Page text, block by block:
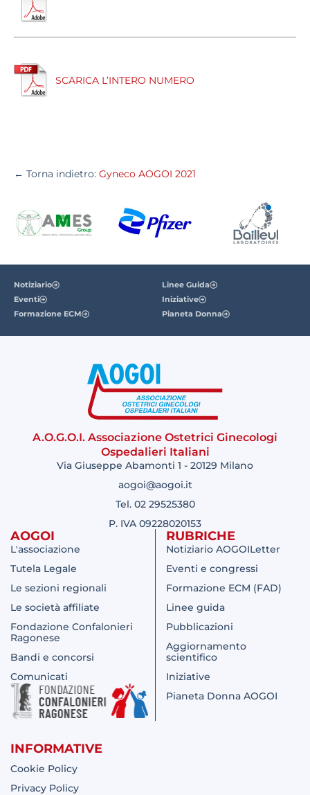
SCARICA L’INTERO NUMERO
← Torna indietro: Gyneco AOGOI 2021
Notiziario
Eventi
Formazione ECM
Linee Guida
Iniziative
Pianeta Donna
A.O.G.O.I. Associazione Ostetrici Ginecologi
Ospedalieri Italiani
Via Giuseppe Abamonti 1 - 20129 Milano
aogoi@aogoi.it
Tel. 02 29525380
P. IVA 09228020153
AOGOI
L'associazione
Tutela Legale
Le sezioni regionali
Le società affiliate
Fondazione Confalonieri
Ragonese
Bandi e concorsi
Comunicati
RUBRICHE
Notiziario AOGOILetter
Eventi e congressi
Formazione ECM (FAD)
Linee guida
Pubblicazioni
Aggiornamento
scientifico
Iniziative
Pianeta Donna AOGOI
INFORMATIVE
Cookie Policy
Privacy Policy